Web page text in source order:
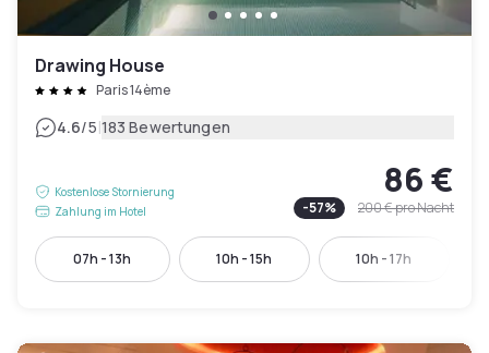
Drawing House
Paris 14ème
4.6/5|183 Bewertungen
Kostenlose Stornierung
Zahlung im Hotel
86 €
-57% 200 €pro Nacht
07h - 13h 10h - 15h 10h - 17h